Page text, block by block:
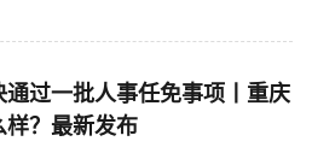
过一批人事任免事项丨重庆
样？最新发布